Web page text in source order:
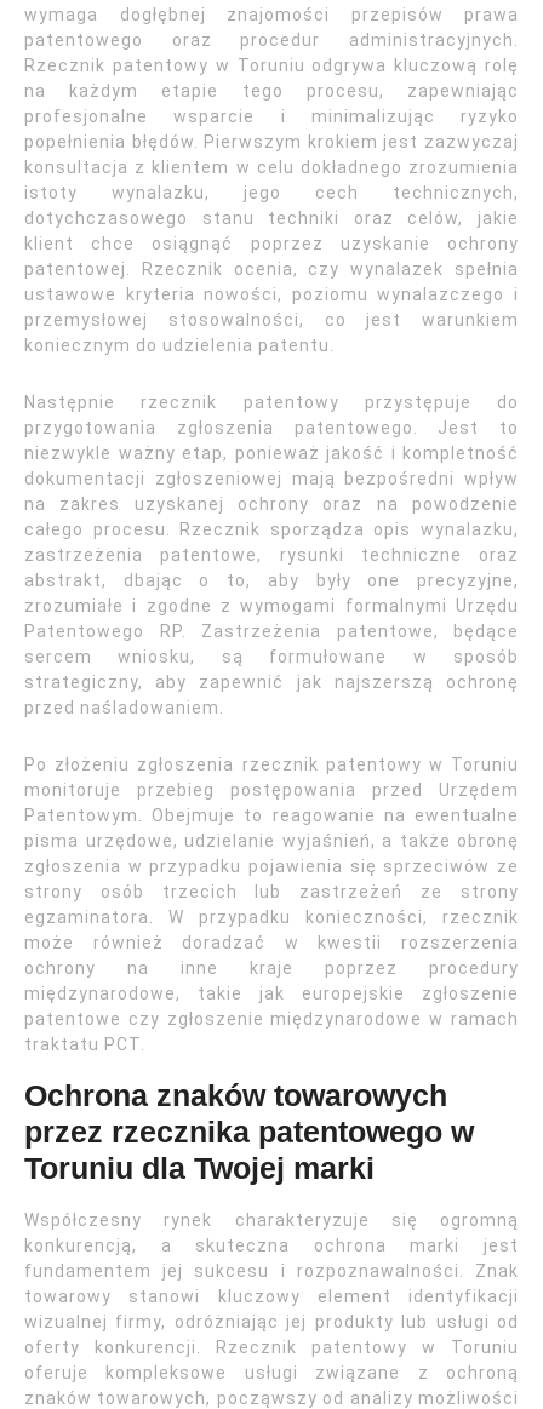
wymaga dogłębnej znajomości przepisów prawa
patentowego oraz procedur administracyjnych.
Rzecznik patentowy w Toruniu odgrywa kluczową rolę
na każdym etapie tego procesu, zapewniając
profesjonalne wsparcie i minimalizując ryzyko
popełnienia błędów. Pierwszym krokiem jest zazwyczaj
konsultacja z klientem w celu dokładnego zrozumienia
istoty wynalazku, jego cech technicznych,
dotychczasowego stanu techniki oraz celów, jakie
klient chce osiągnąć poprzez uzyskanie ochrony
patentowej. Rzecznik ocenia, czy wynalazek spełnia
ustawowe kryteria nowości, poziomu wynalazczego i
przemysłowej stosowalności, co jest warunkiem
koniecznym do udzielenia patentu.
Następnie rzecznik patentowy przystępuje do
przygotowania zgłoszenia patentowego. Jest to
niezwykle ważny etap, ponieważ jakość i kompletność
dokumentacji zgłoszeniowej mają bezpośredni wpływ
na zakres uzyskanej ochrony oraz na powodzenie
całego procesu. Rzecznik sporządza opis wynalazku,
zastrzeżenia patentowe, rysunki techniczne oraz
abstrakt, dbając o to, aby były one precyzyjne,
zrozumiałe i zgodne z wymogami formalnymi Urzędu
Patentowego RP. Zastrzeżenia patentowe, będące
sercem wniosku, są formułowane w sposób
strategiczny, aby zapewnić jak najszerszą ochronę
przed naśladowaniem.
Po złożeniu zgłoszenia rzecznik patentowy w Toruniu
monitoruje przebieg postępowania przed Urzędem
Patentowym. Obejmuje to reagowanie na ewentualne
pisma urzędowe, udzielanie wyjaśnień, a także obronę
zgłoszenia w przypadku pojawienia się sprzeciwów ze
strony osób trzecich lub zastrzeżeń ze strony
egzaminatora. W przypadku konieczności, rzecznik
może również doradzać w kwestii rozszerzenia
ochrony na inne kraje poprzez procedury
międzynarodowe, takie jak europejskie zgłoszenie
patentowe czy zgłoszenie międzynarodowe w ramach
traktatu PCT.
Ochrona znaków towarowych
przez rzecznika patentowego w
Toruniu dla Twojej marki
Współczesny rynek charakteryzuje się ogromną
konkurencją, a skuteczna ochrona marki jest
fundamentem jej sukcesu i rozpoznawalności. Znak
towarowy stanowi kluczowy element identyfikacji
wizualnej firmy, odróżniając jej produkty lub usługi od
oferty konkurencji. Rzecznik patentowy w Toruniu
oferuje kompleksowe usługi związane z ochroną
znaków towarowych, począwszy od analizy możliwości